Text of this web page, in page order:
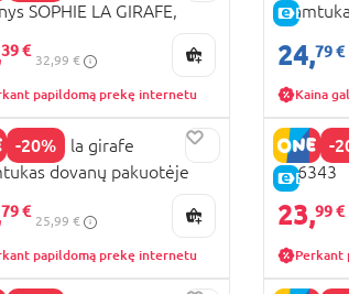
SOPHIE LA GIRAFE,
39 €
32,99 €
papildomą prekę internetu
E-
24,79 €
Kaina
-20%
Sophie la girafe
dovanų pakuotėje
616331
79 €
25,99 €
papildomą prekę internetu
-
E-KAINA
Vulli
516343
23,99 €
Perkant